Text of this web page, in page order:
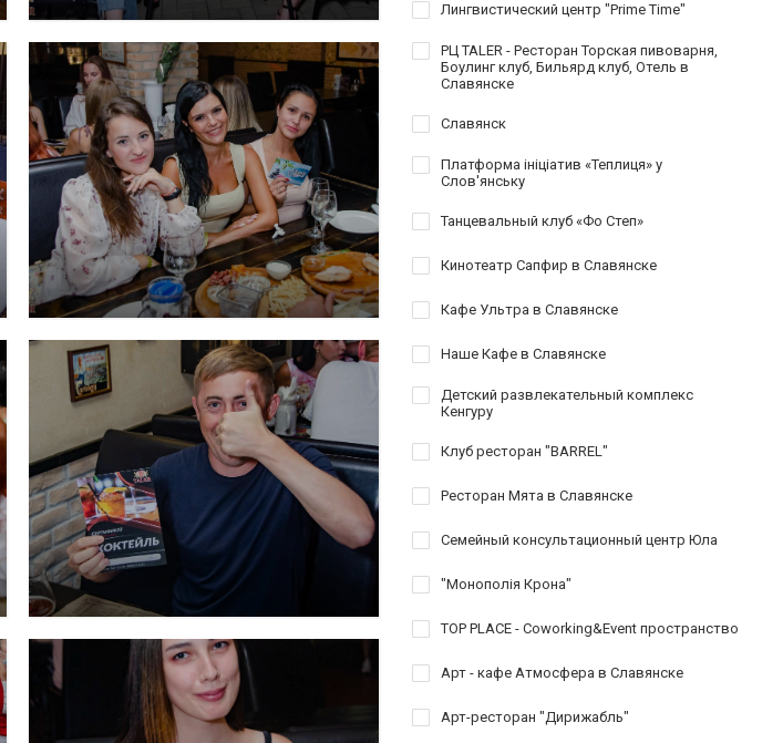
Лингвистический центр "Prime Time"
РЦ TALER - Ресторан Торская пивоварня,
Боулинг клуб, Бильярд клуб, Отель в
Славянске
Славянск
Платформа ініціатив «Теплиця» у
Слов'янську
Танцевальный клуб «Фо Степ»
Кинотеатр Сапфир в Славянске
Кафе Ультра в Славянске
Наше Кафе в Славянске
Детский развлекательный комплекс
Кенгуру
Клуб ресторан "BARREL"
Ресторан Мята в Славянске
Семейный консультационный центр Юла
"Монополія Крона"
TOP PLACE - Coworking&Event пространство
Арт - кафе Атмосфера в Славянске
Арт-ресторан "Дирижабль"